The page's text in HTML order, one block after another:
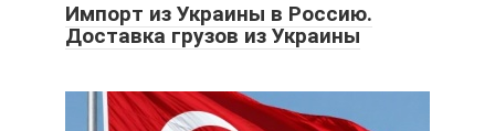
Импорт из Украины в Россию.
Доставка грузов из Украины